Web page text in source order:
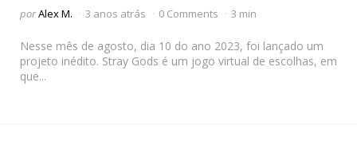
Postado
porAlex M. 3 anos atrás 0 Comments 3 min
Nesse mês de agosto, dia 10 do ano 2023, foi lançado um
projeto inédito. Stray Gods é um jogo virtual de escolhas, em
que...